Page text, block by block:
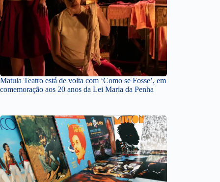
Matula Teatro está de volta com ‘Como se Fosse’, em
comemoração aos 20 anos da Lei Maria da Penha